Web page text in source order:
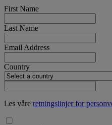
First Name
Last Name
Email Address
Country
Les våre retningslinjer for